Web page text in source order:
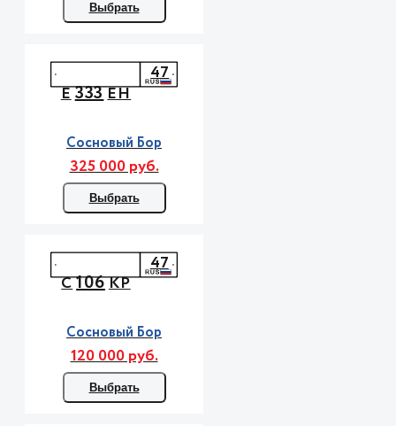
Выбрать
Е333ЕН
47
Сосновый Бор
325 000 руб.
Выбрать
С106КР
47
Сосновый Бор
120 000 руб.
Выбрать